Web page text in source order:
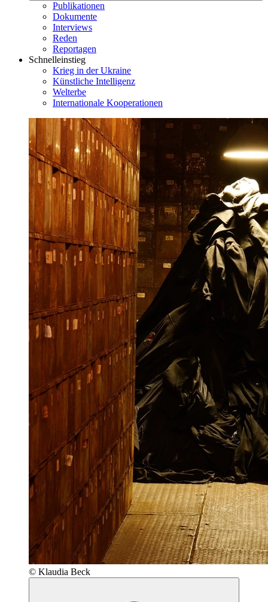
Publikationen
Dokumente
Interviews
Reden
Reportagen
Schnelleinstieg
Krieg in der Ukraine
Künstliche Intelligenz
Welterbe
Internationale Kooperationen
© Klaudia Beck